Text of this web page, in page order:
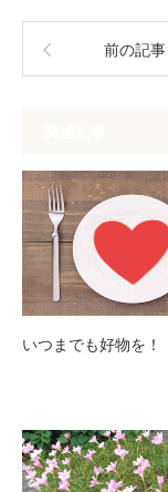
前の記事
いつまでも好物を！